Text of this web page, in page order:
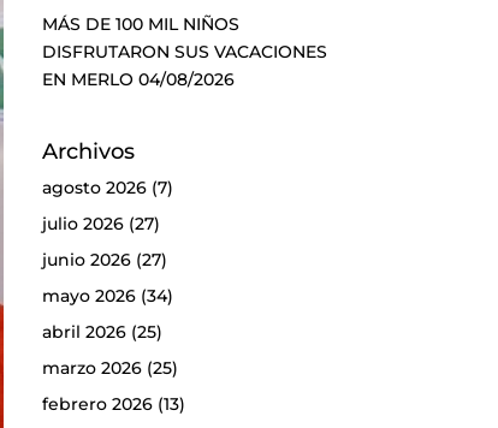
MÁS DE 100 MIL NIÑOS
DISFRUTARON SUS VACACIONES
EN MERLO 04/08/2026
Archivos
agosto 2026(7)
julio 2026(27)
junio 2026(27)
mayo 2026(34)
abril 2026(25)
marzo 2026(25)
febrero 2026(13)